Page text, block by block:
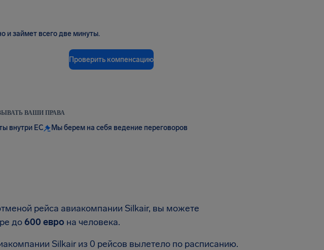
и займет всего две минуты.
Проверить компенсацию
ВАШИ ПРАВА
внутри ЕС Мы берем на себя ведение переговоров
рейса авиакомпании Silkair, вы можете
до600 евро на человека.
Silkair из 0 рейсов вылетело по расписанию.